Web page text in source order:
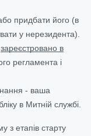
придбати його (в
у нерезидента).
зареєстровано в
регламента і
- ваша
в Митній службі.
з етапів старту